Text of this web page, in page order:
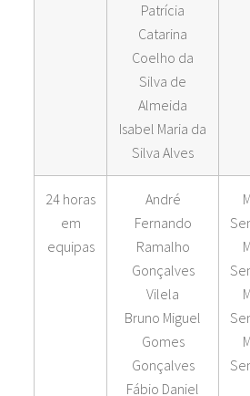
Patrícia
Catarina
Coelho da
Silva de
Almeida
Isabel Maria da
Silva Alves
24 horas
em
equipas
André
Fernando
Ramalho
Gonçalves
Vilela
Bruno Miguel
Gomes
Gonçalves
Fábio Daniel